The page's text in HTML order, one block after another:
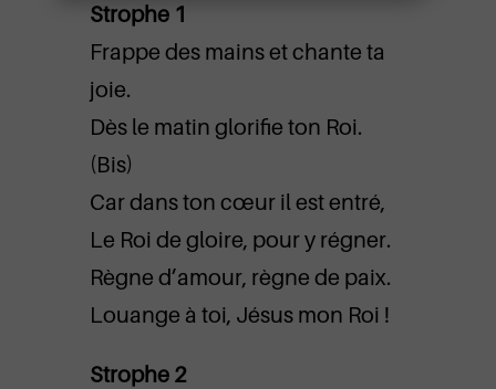
Strophe 1
Frappe des mains et chante ta
joie.
Dès le matin glorifie ton Roi.
(Bis)
Car dans ton cœur il est entré,
Le Roi de gloire, pour y régner.
Règne d’amour, règne de paix.
Louange à toi, Jésus mon Roi !
Strophe 2